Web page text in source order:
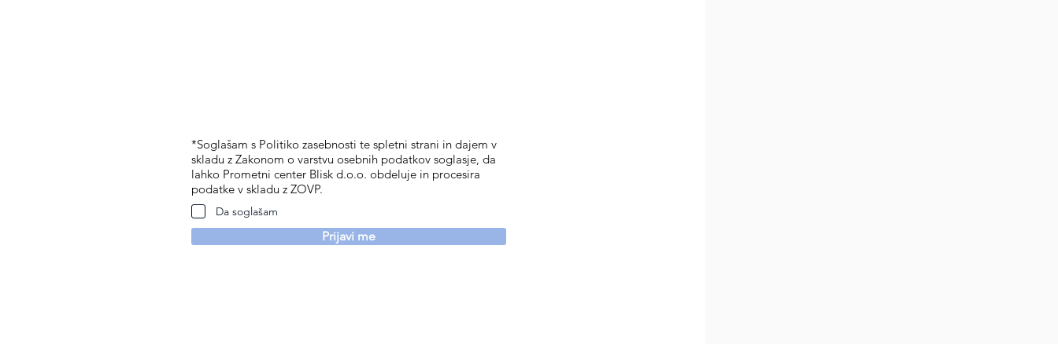
*Soglašam s Politiko zasebnosti te spletni strani in dajem v
skladu z Zakonom o varstvu osebnih podatkov soglasje, da
lahko Prometni center Blisk d.o.o. obdeluje in procesira
podatke v skladu z ZOVP.
Da soglašam
Prijavi me